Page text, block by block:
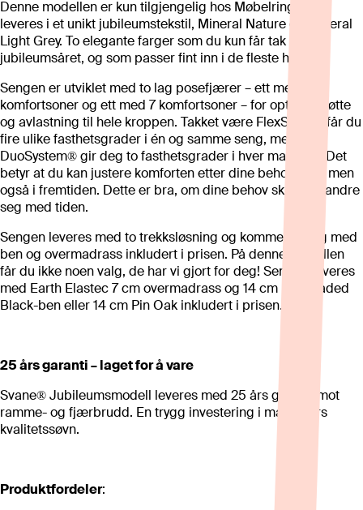
Denne modellen er kun tilgjengelig hos Møbelringen og
leveres i et unikt jubileumstekstil, Mineral Nature og Mineral
Light Grey. To elegante farger som du kun får tak i i
jubileumsåret, og som passer fint inn i de fleste hjem.
Sengen er utviklet med to lag posefjærer – ett med 5
komfortsoner og ett med 7 komfortsoner – for optimal støtte
og avlastning til hele kroppen. Takket være FlexSystem får du
fire ulike fasthetsgrader i én og samme seng, mens
DuoSystem® gir deg to fasthetsgrader i hver madrass. Det
betyr at du kan justere komforten etter dine behov – nå, men
også i fremtiden. Dette er bra, om dine behov skulle forandre
seg med tiden.
Sengen leveres med to trekksløsning og kommer ferdig med
ben og overmadrass inkludert i prisen. På denne modellen
får du ikke noen valg, de har vi gjort for deg! Sengen leveres
med Earth Elastec 7 cm overmadrass og 14 cm Pin Shaded
Black-ben eller 14 cm Pin Oak inkludert i prisen.
25 års garanti – laget for å vare
Svane® Jubileumsmodell leveres med 25 års garanti mot
ramme- og fjærbrudd. En trygg investering i mange års
kvalitetssøvn.
Produktfordeler: